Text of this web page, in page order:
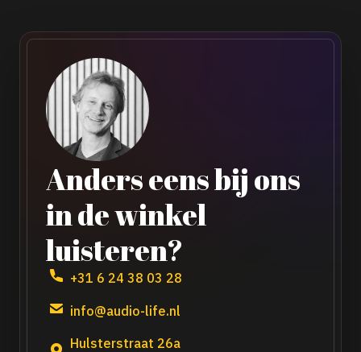
Anders eens bij ons
in de winkel
luisteren?
+31 6 24 38 03 28
info@audio-life.nl
Hulsterstraat 26a